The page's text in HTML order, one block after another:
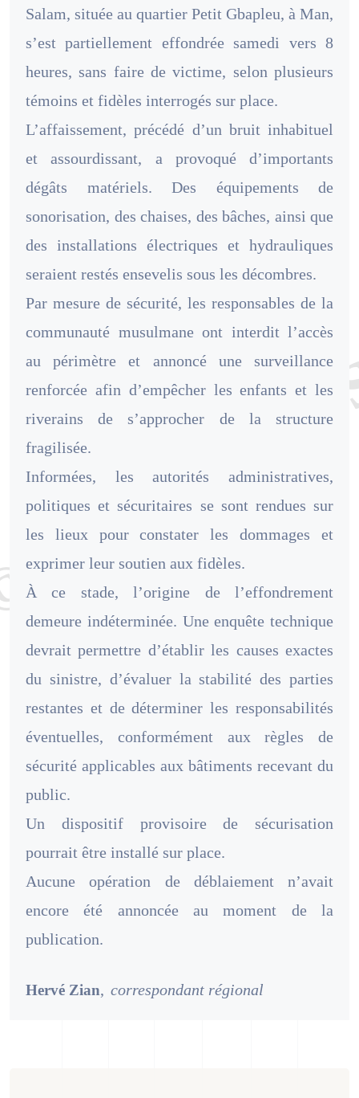
Salam, située au quartier Petit Gbapleu, à Man,
s’est partiellement effondrée samedi vers 8
heures, sans faire de victime, selon plusieurs
témoins et fidèles interrogés sur place.
L’affaissement, précédé d’un bruit inhabituel
et assourdissant, a provoqué d’importants
dégâts matériels. Des équipements de
sonorisation, des chaises, des bâches, ainsi que
des installations électriques et hydrauliques
seraient restés ensevelis sous les décombres.
Par mesure de sécurité, les responsables de la
communauté musulmane ont interdit l’accès
au périmètre et annoncé une surveillance
renforcée afin d’empêcher les enfants et les
riverains de s’approcher de la structure
fragilisée.
Informées, les autorités administratives,
politiques et sécuritaires se sont rendues sur
les lieux pour constater les dommages et
exprimer leur soutien aux fidèles.
À ce stade, l’origine de l’effondrement
demeure indéterminée. Une enquête technique
devrait permettre d’établir les causes exactes
du sinistre, d’évaluer la stabilité des parties
restantes et de déterminer les responsabilités
éventuelles, conformément aux règles de
sécurité applicables aux bâtiments recevant du
public.
Un dispositif provisoire de sécurisation
pourrait être installé sur place.
Aucune opération de déblaiement n’avait
encore été annoncée au moment de la
publication.
Hervé Zian, correspondant régional